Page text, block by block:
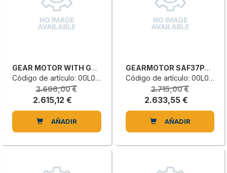
GEAR MOTOR WITH GEARING
Código de artículo: 00L0917242C
2.696,00 €
2.615,12 €
AÑADIR
GEARMOTOR SAF37PDRU90S4
Código de artículo: 00L0840726H
2.715,00 €
2.633,55 €
AÑADIR